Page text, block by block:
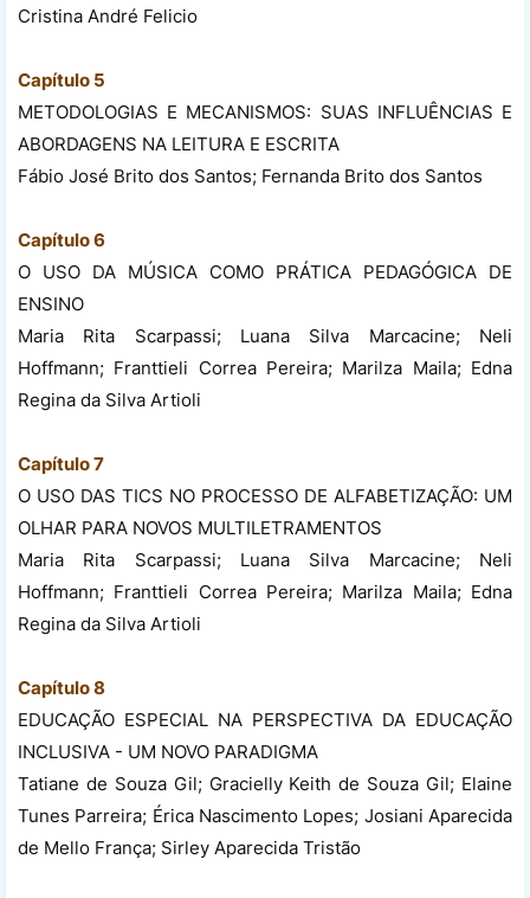
Cristina André Felicio
Capítulo 5
METODOLOGIAS E MECANISMOS: SUAS INFLUÊNCIAS E
ABORDAGENS NA LEITURA E ESCRITA
Fábio José Brito dos Santos; Fernanda Brito dos Santos
Capítulo 6
O USO DA MÚSICA COMO PRÁTICA PEDAGÓGICA DE
ENSINO
Maria Rita Scarpassi; Luana Silva Marcacine; Neli
Hoffmann; Franttieli Correa Pereira; Marilza Maila; Edna
Regina da Silva Artioli
Capítulo 7
O USO DAS TICS NO PROCESSO DE ALFABETIZAÇÃO: UM
OLHAR PARA NOVOS MULTILETRAMENTOS
Maria Rita Scarpassi; Luana Silva Marcacine; Neli
Hoffmann; Franttieli Correa Pereira; Marilza Maila; Edna
Regina da Silva Artioli
Capítulo 8
EDUCAÇÃO ESPECIAL NA PERSPECTIVA DA EDUCAÇÃO
INCLUSIVA - UM NOVO PARADIGMA
Tatiane de Souza Gil; Gracielly Keith de Souza Gil; Elaine
Tunes Parreira; Érica Nascimento Lopes; Josiani Aparecida
de Mello França; Sirley Aparecida Tristão